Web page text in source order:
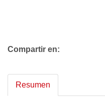
Compartir en:
Resumen